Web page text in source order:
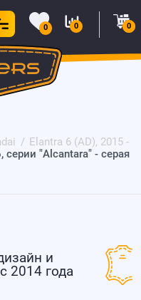
0 0 0
Elantra 6 (AD), 2015 -
серии "Alcantara" - серая
и
2014 года